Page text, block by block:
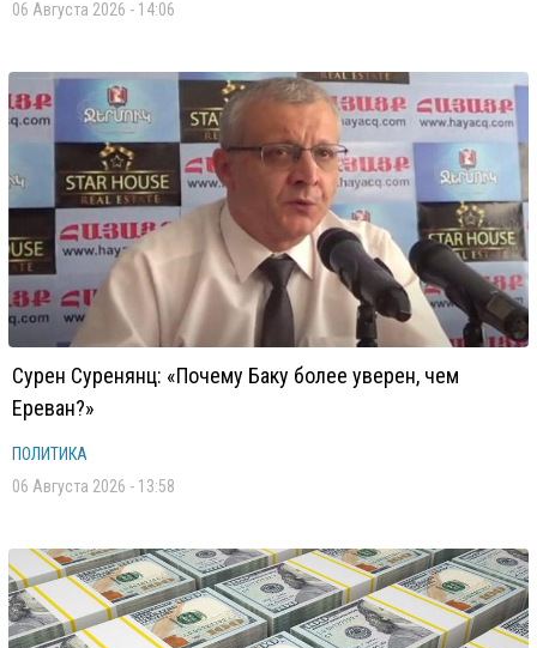
06 Августа 2026 - 14:06
Сурен Суренянц: «Почему Баку более уверен, чем
Ереван?»
ПОЛИТИКА
06 Августа 2026 - 13:58